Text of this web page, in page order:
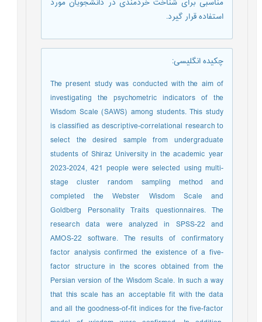
مناسبی برای شناخت خردمندی در دانشجویان مورد
استفاده قرار گیرد.
چکیده انگلیسی:
The present study was conducted with the aim of
investigating the psychometric indicators of the
Wisdom Scale (SAWS) among students. This study
is classified as descriptive-correlational research to
select the desired sample from undergraduate
students of Shiraz University in the academic year
2023-2024, 421 people were selected using multi-
stage cluster random sampling method and
completed the Webster Wisdom Scale and
Goldberg Personality Traits questionnaires. The
research data were analyzed in SPSS-22 and
AMOS-22 software. The results of confirmatory
factor analysis confirmed the existence of a five-
factor structure in the scores obtained from the
Persian version of the Wisdom Scale. In such a way
that this scale has an acceptable fit with the data
and all the goodness-of-fit indices for the five-factor